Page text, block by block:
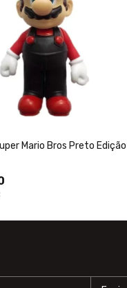
Mario Bros Preto Edição